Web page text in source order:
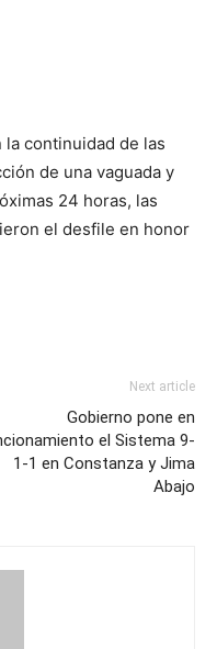
continuidad de las
de una vaguada y
24 horas, las
el desfile en honor
Next article
Gobierno pone en
el Sistema 9-
1-1 en Constanza y Jima
Abajo